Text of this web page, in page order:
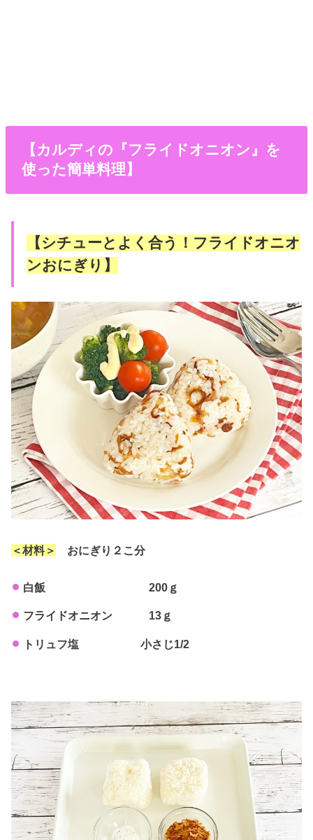
【カルディの『フライドオニオン』を
使った簡単料理】
【シチューとよく合う！フライドオニオ
ンおにぎり】
＜材料＞ おにぎり２こ分
白飯 200ｇ
フライドオニオン 13ｇ
トリュフ塩 小さじ1/2